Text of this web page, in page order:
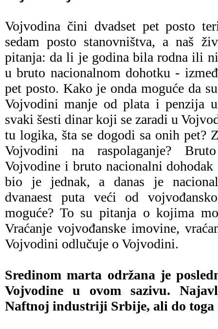
Vojvodina čini dvadset pet posto
sedam posto stanovništva, a naš
pitanja: da li je godina bila rodna ili
u bruto nacionalnom dohotku -
pet posto. Kako je onda moguće da
Vojvodini manje od plata i penzija
svaki šesti dinar koji se zaradi u
tu logika, šta se dogodi sa onih pet?
Vojvodini na raspolaganje?
Vojvodine i bruto nacionalni
bio je jednak, a danas je
dvanaest puta veći od
moguće? To su pitanja o kojima
Vraćanje vojvođanske imovine,
Vojvodini odlučuje o Vojvodini.
Sredinom marta održana je
Vojvodine u ovom sazivu.
Naftnoj industriji Srbije, ali do toga